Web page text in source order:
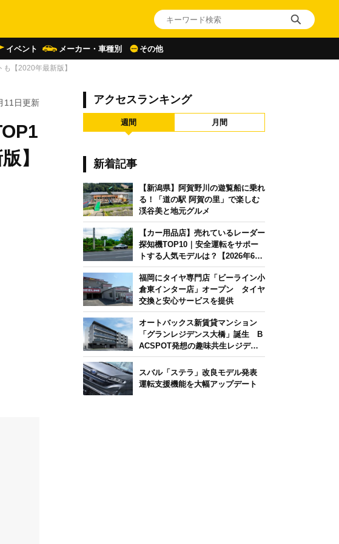
イベント メーカー・車種別 その他
【2020年最新版】
11日更新
】
アクセスランキング
週間 月間
新着記事
【新潟県】阿賀野川の遊覧船に乗れ
る！「道の駅 阿賀の里」で楽しむ
渓谷美と地元グルメ
【カー用品店】売れているレーダー
探知機TOP10｜安全運転をサポー
トする人気モデルは？【2026年6月
版】
福岡にタイヤ専門店「ビーライン小
倉東インター店」オープン タイヤ
交換と安心サービスを提供
オートバックス新賃貸マンション
「グランレジデンス大橋」誕生 B
ACSPOT発想の趣味共生レジデン
ス
スバル「ステラ」改良モデル発表
運転支援機能を大幅アップデート